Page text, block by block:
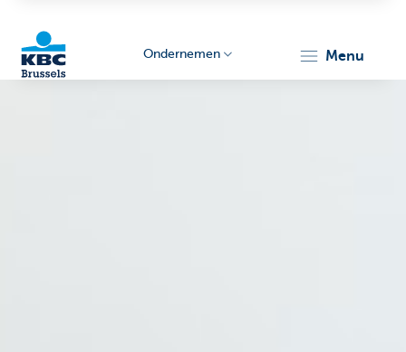
Ondernemen menu